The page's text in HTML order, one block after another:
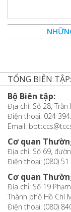
TỔNG BIÊN
Bộ Biên tập:
Địa chỉ: Số 28,
Điện thoại: 024
Email:
Cơ quan
Địa chỉ: Số 69,
Điện thoại: (080) 51
Cơ quan
Địa chỉ: Số 19
Thành phố Hồ Chí
Điện thoại: (080)